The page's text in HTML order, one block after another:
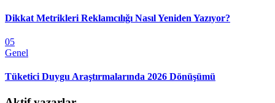
Dikkat Metrikleri Reklamcılığı Nasıl Yeniden Yazıyor?
05
Genel
Tüketici Duygu Araştırmalarında 2026 Dönüşümü